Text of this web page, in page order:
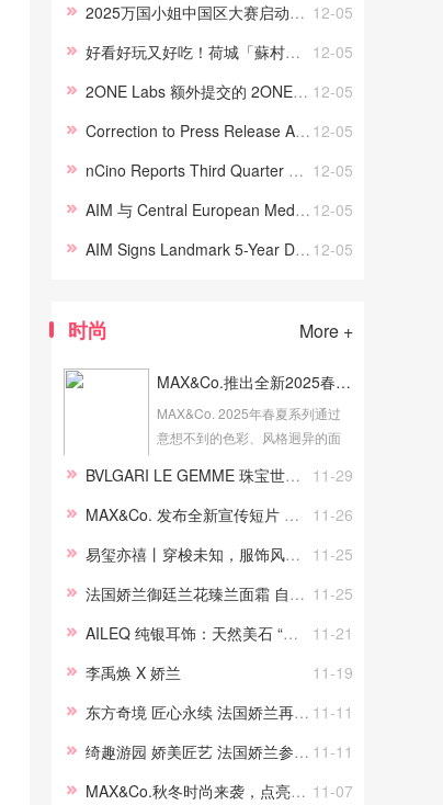
“全国轻工行业先进集体”的称号。
12-05
2025万国小姐中国区大赛启动发布会圆满成功！
12-05
好看好玩又好吃！荷城「蘇村有鲤文化夜」太惊艳了
12-05
2ONE Labs 额外提交的 2ONE® 品牌尼古丁袋产品收到 FDA 第二份 PMTA‘接受’通知
12-05
Correction to Press Release Announcing nCino’s Third Quarter Fiscal Year 2025 Financial Results
12-05
nCino Reports Third Quarter Fiscal Year 2025 Financial Results
12-05
AIM 与 Central European Media Enterprises (CME) 签署了具有里程碑意义的五年协议
12-05
AIM Signs Landmark 5-Year Deal with Central European Media Enterprises (CME)
时尚 More +
MAX&Co.推出全新2025春夏系列 打造当代衣橱新灵感
MAX&Co. 2025年春夏系列通过
意想不到的色彩、风格迥异的面
去与现在，融合正式与休闲，重
新演绎了品牌标志性设计，打造
橱。春夏系列将经典款的西装外
11-29
BVLGARI LE GEMME 珠宝世家典藏系列 SAHARE 瑰玉宝石香氛华美上市
11-26
MAX&Co. 发布全新宣传短片 ——《笑迎挑战的MAX》
11-25
易玺亦禧丨穿梭未知，服饰风尚的永恒探索
11-25
法国娇兰御廷兰花臻兰面霜 自御新生逾越时光
11-21
AILEQ 纯银耳饰：天然美石 “耳” 畔登基——玉髓玛瑙的时尚加冕礼
11-19
李禹焕 X 娇兰
11-11
东方奇境 匠心永续 法国娇兰再度亮相第七届中国国际进口博览会
11-11
绮趣游园 娇美匠艺 法国娇兰参展中法匠艺游园会
11-07
MAX&Co.秋冬时尚来袭，点亮多元女性之美 众星演绎MAX&Co.独特魅力